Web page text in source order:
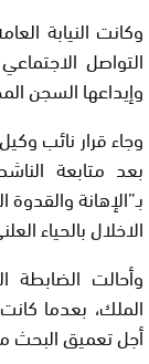
وكانت النيابة
التواصل
وإيداعها السجن
وجاء قرار نائب
بعد متابعة
بـ”الإهانة
الاخلال بالحياء
وأحالت الضابطة
الملك، بعدما
أجل تعميق البحث